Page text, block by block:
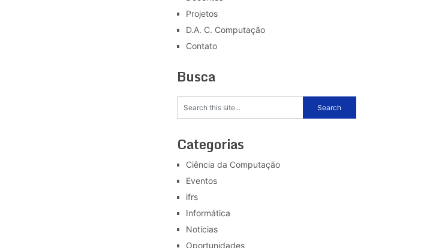
Projetos
D.A. C. Computação
Contato
Busca
Categorias
Ciência da Computação
Eventos
ifrs
Informática
Notícias
Oportunidades